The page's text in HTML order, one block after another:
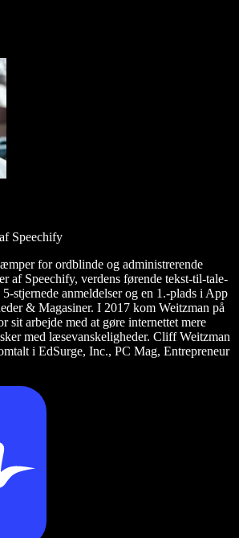
Speechify
for ordblinde og administrerende
af Speechify, verdens førende tekst-til-tale-
stjernede anmeldelser og en 1.-plads i App
& Magasiner. I 2017 kom Weitzman på
sit arbejde med at gøre internettet mere
med læsevanskeligheder. Cliff Weitzman
i EdSurge, Inc., PC Mag, Entrepreneur